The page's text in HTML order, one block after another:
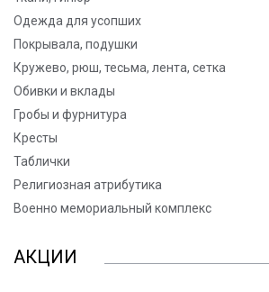
Одежда для усопших
Покрывала, подушки
Кружево, рюш, тесьма, лента, сетка
Обивки и вклады
Гробы и фурнитура
Кресты
Таблички
Религиозная атрибутика
Военно мемориальный комплекс
АКЦИИ